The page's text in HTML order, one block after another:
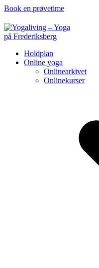
Book en prøvetime
Holdplan
Online yoga
Onlinearkivet
Onlinekurser